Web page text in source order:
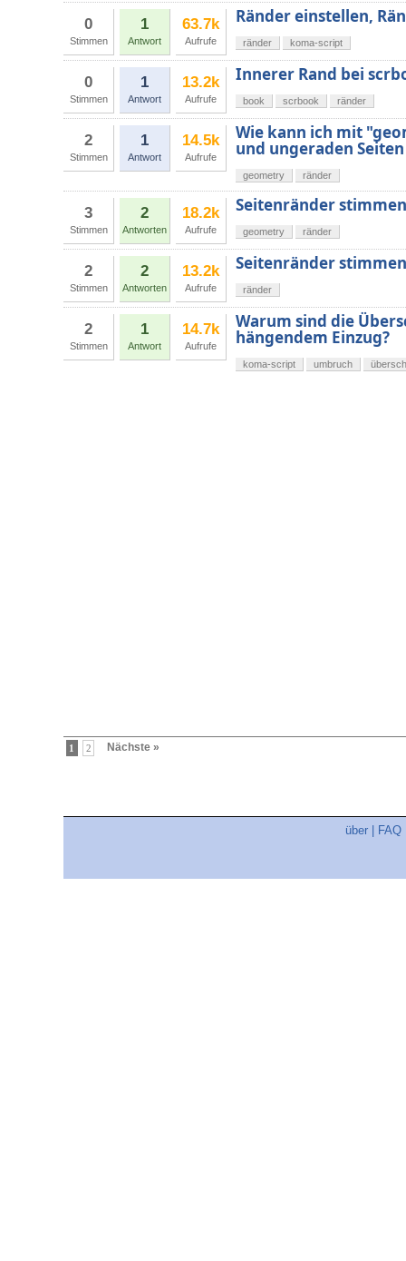
0
Stimmen
1
Antwort
63.7k
Aufrufe
Ränder einstellen,
ränder koma-script
0
Stimmen
1
Antwort
13.2k
Aufrufe
Innerer Rand bei
book scrbook ränder
2
Stimmen
1
Antwort
14.5k
Aufrufe
Wie kann ich mit
und ungeraden
geometry ränder
3
Stimmen
2
Antworten
18.2k
Aufrufe
Seitenränder
geometry ränder
2
Stimmen
2
Antworten
13.2k
Aufrufe
Seitenränder
ränder
2
Stimmen
1
Antwort
14.7k
Aufrufe
Warum sind die
hängendem Einzug?
koma-script umbruch
1 2 Nächste »
über FAQ